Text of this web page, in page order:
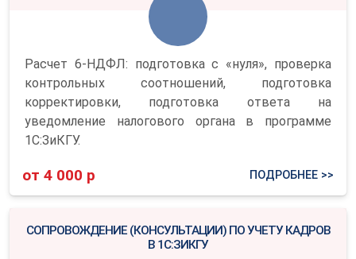
Расчет 6-НДФЛ: подготовка с «нуля», проверка
контрольных соотношений, подготовка
корректировки, подготовка ответа на
уведомление налогового органа в программе
1С:ЗиКГУ.
от 4 000 р ПОДРОБНЕЕ >>
СОПРОВОЖДЕНИЕ (КОНСУЛЬТАЦИИ) ПО УЧЕТУ КАДРОВ
В 1С:ЗИКГУ